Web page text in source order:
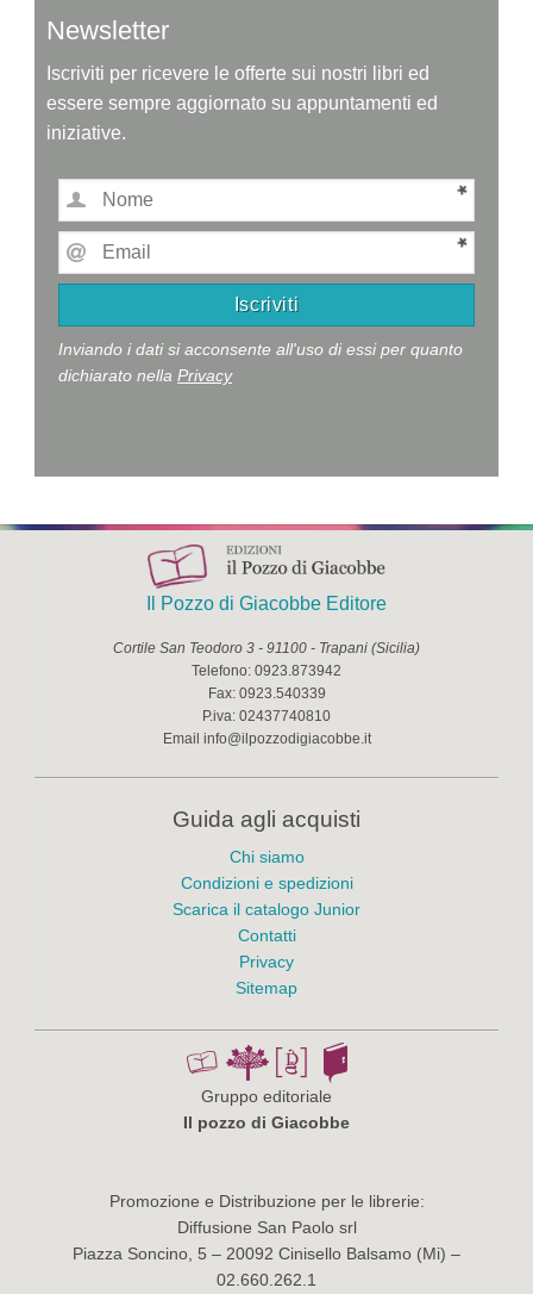
Newsletter
Iscriviti per ricevere le offerte sui nostri libri ed
essere sempre aggiornato su appuntamenti ed
iniziative.
Inviando i dati si acconsente all'uso di essi per quanto
dichiarato nellaPrivacy
Il Pozzo di Giacobbe Editore
Cortile San Teodoro 3 - 91100 - Trapani (Sicilia)
Telefono: 0923.873942
Fax: 0923.540339
P.iva: 02437740810
Email info@ilpozzodigiacobbe.it
Guida agli acquisti
Chi siamo
Condizioni e spedizioni
Scarica il catalogo Junior
Contatti
Privacy
Sitemap
Gruppo editoriale
Il pozzo di Giacobbe
Promozione e Distribuzione per le librerie:
Diffusione San Paolo srl
Piazza Soncino, 5 – 20092 Cinisello Balsamo (Mi) –
02.660.262.1